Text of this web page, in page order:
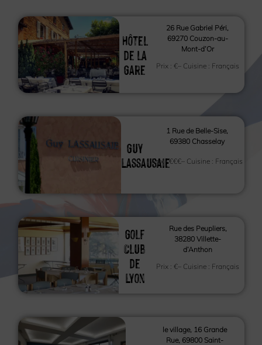
Hôtel
de la
Gare
26 Rue Gabriel Péri,
69270 Couzon-au-
Mont-d’Or
Prix : €– Cuisine : Français
Guy
Lassausaie
1 Rue de Belle-Sise,
69380 Chasselay
Prix :€€€– Cuisine : Français
Golf
Club
de
Lyon
Rue des Peupliers,
38280 Villette-
d’Anthon
Prix :€– Cuisine : Français
le village, 16 Grande
Rue, 69800 Saint-